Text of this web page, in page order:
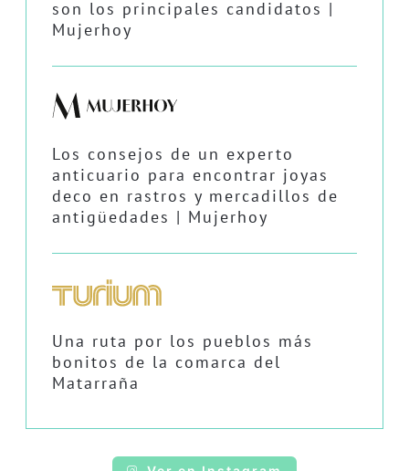
son los principales candidatos |
Mujerhoy
Los consejos de un experto
anticuario para encontrar joyas
deco en rastros y mercadillos de
antigüedades | Mujerhoy
Una ruta por los pueblos más
bonitos de la comarca del
Matarraña